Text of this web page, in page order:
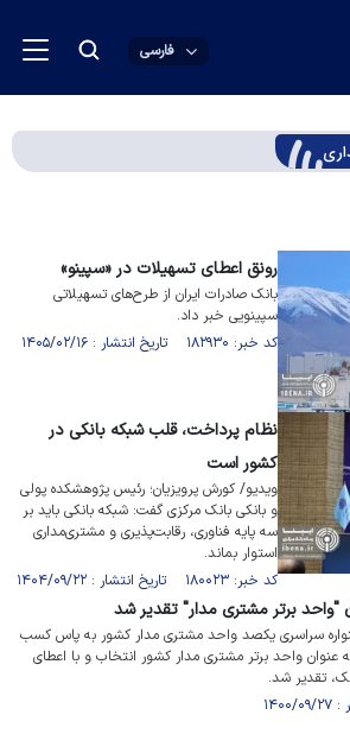
فارسی
رونق اعطای تسهیلات در «سپینو»
بانک صادرات ایران از ​طرح‌های تسهیلاتی
سپینویی خبر داد.
کد خبر: ۱۸۲۹۳۰ تاریخ انتشار : ۱۴۰۵/۰۲/۱۶
نظام پرداخت، قلب شبکه بانکی در
کشور است
ویدیو/ کورش پرویزیان؛ رئیس پژوهشکده پولی
و بانکی بانک مرکزی گفت: شبکه بانکی باید بر
سه پایه فناوری، رقابت‌پذیری و مشتری‌مداری
استوار بماند.
کد خبر: ۱۸۰۰۲۳ تاریخ انتشار : ۱۴۰۴/۰۹/۲۲
"واحد برتر مشتری مدار" تقدیر شد
سراسری یکصد واحد مشتری مدار کشور به پاس کسب
عنوان واحد برتر مشتری مدار کشور انتخاب و با اعطای
تقدیر شد.